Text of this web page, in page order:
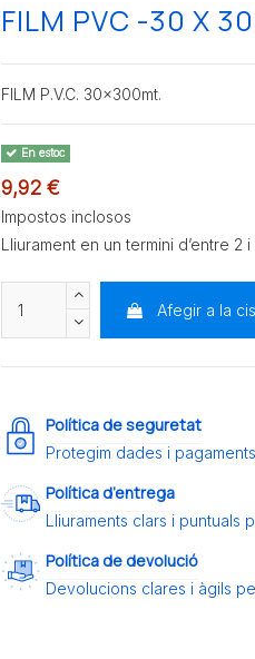
FILM PVC -30 X
FILM P.V.C. 30x300mt.
En estoc
9,92 €
Impostos inclosos
Lliurament en un termini d’entre 2
Afegir a la
Política de seguretat
Protegim dades i
Política d’entrega
Lliuraments clars i puntuals
Política de devolució
Devolucions clares i àgils